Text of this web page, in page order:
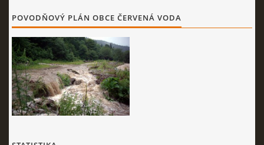
POVODŇOVÝ PLÁN OBCE ČERVENÁ VODA